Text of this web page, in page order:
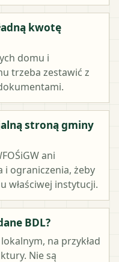
kwotę
domu i
trzeba zestawić z
stroną gminy
ani
i ograniczenia, żeby
właściwej instytucji.
BDL?
na przykład
Nie są